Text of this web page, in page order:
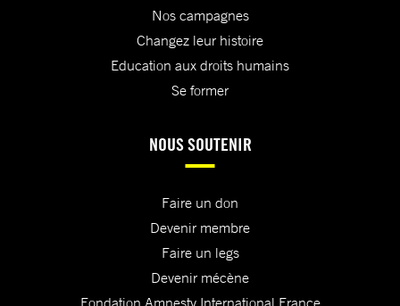
Nos campagnes
Changez leur histoire
Education aux droits humains
Se former
NOUS SOUTENIR
Faire un don
Devenir membre
Faire un legs
Devenir mécène
Fondation Amnesty International France